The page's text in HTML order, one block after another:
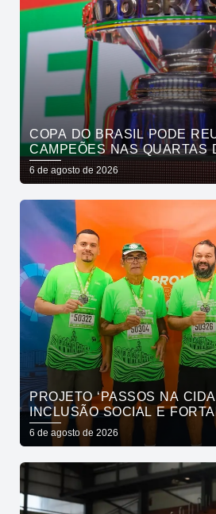
COPA DO BRASIL PODE
CAMPEÕES NAS QUARTAS
6 de agosto de 2026
PROJETO ‘PASSOS NA
INCLUSÃO SOCIAL E
EM SAÚDE MENTAL POR
6 de agosto de 2026